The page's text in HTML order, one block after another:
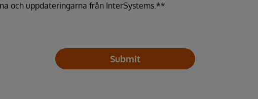
och uppdateringarna från InterSystems.**
Submit